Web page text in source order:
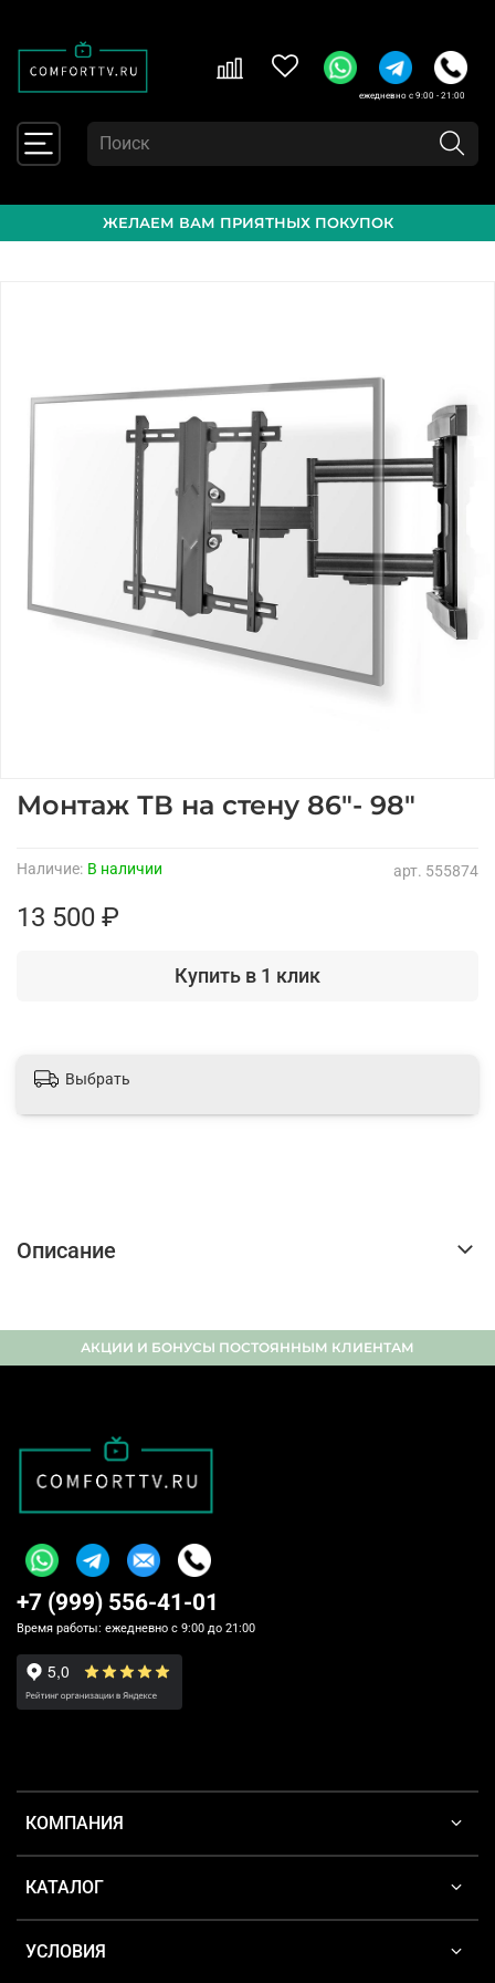
ежедневно с 9:00 - 21:00
ЖЕЛАЕМ ВАМ ПРИЯТНЫХ ПОКУПОК
арт. 555874
Наличие: В наличии
Монтаж ТВ на стену 86"- 98"
13 500 ₽
Купить в 1 клик
Выбрать
Описание
АКЦИИ И БОНУСЫ ПОСТОЯННЫМ КЛИЕНТАМ
КОМПАНИЯ
КАТАЛОГ
УСЛОВИЯ
+7 (999) 556-41-01
Время работы: ежедневно с 9:00 до 21:00